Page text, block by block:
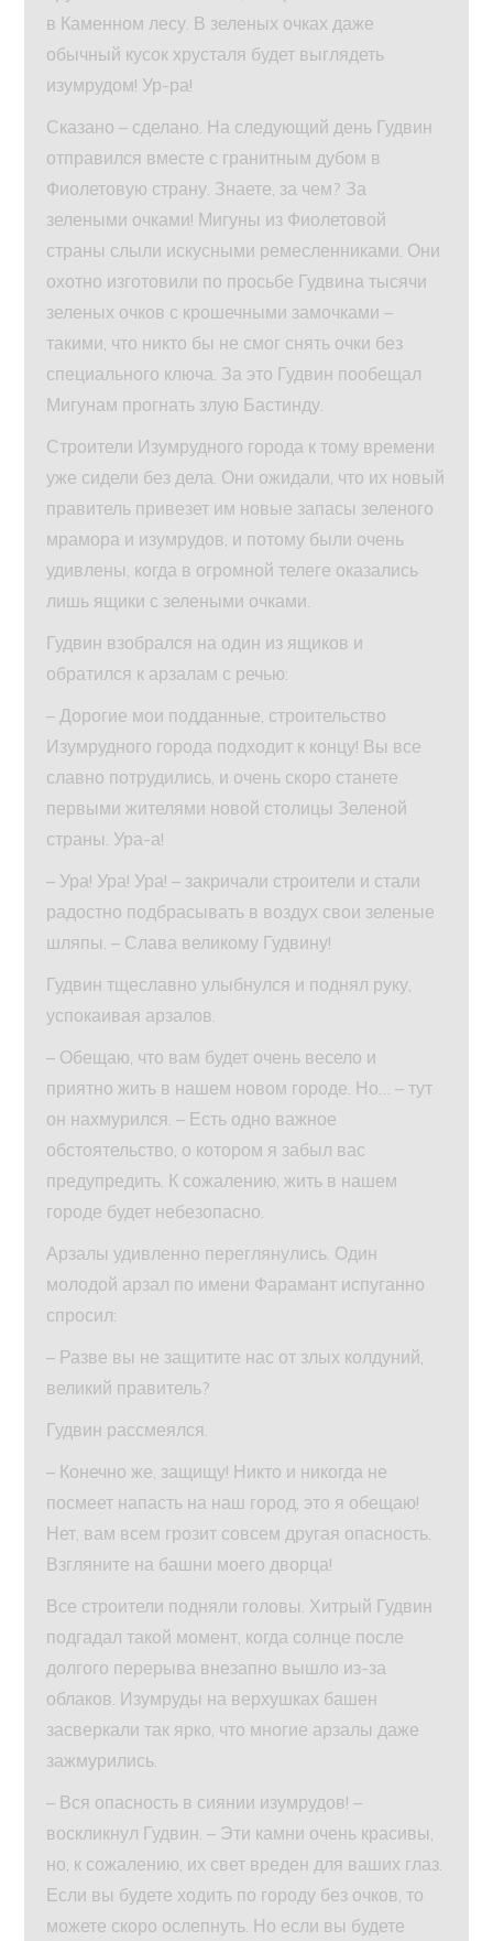
в Каменном лесу. В зеленых очках даже
обычный кусок хрусталя будет выглядеть
изумрудом! Ур-ра!
Сказано – сделано. На следующий день Гудвин
отправился вместе с гранитным дубом в
Фиолетовую страну. Знаете, за чем? За
зелеными очками! Мигуны из Фиолетовой
страны слыли искусными ремесленниками. Они
охотно изготовили по просьбе Гудвина тысячи
зеленых очков с крошечными замочками –
такими, что никто бы не смог снять очки без
специального ключа. За это Гудвин пообещал
Мигунам прогнать злую Бастинду.
Строители Изумрудного города к тому времени
уже сидели без дела. Они ожидали, что их новый
правитель привезет им новые запасы зеленого
мрамора и изумрудов, и потому были очень
удивлены, когда в огромной телеге оказались
лишь ящики с зелеными очками.
Гудвин взобрался на один из ящиков и
обратился к арзалам с речью:
– Дорогие мои подданные, строительство
Изумрудного города подходит к концу! Вы все
славно потрудились, и очень скоро станете
первыми жителями новой столицы Зеленой
страны. Ура-а!
– Ура! Ура! Ура! – закричали строители и стали
радостно подбрасывать в воздух свои зеленые
шляпы. – Слава великому Гудвину!
Гудвин тщеславно улыбнулся и поднял руку,
успокаивая арзалов.
– Обещаю, что вам будет очень весело и
приятно жить в нашем новом городе. Но… – тут
он нахмурился. – Есть одно важное
обстоятельство, о котором я забыл вас
предупредить. К сожалению, жить в нашем
городе будет небезопасно.
Арзалы удивленно переглянулись. Один
молодой арзал по имени Фарамант испуганно
спросил:
– Разве вы не защитите нас от злых колдуний,
великий правитель?
Гудвин рассмеялся.
– Конечно же, защищу! Никто и никогда не
посмеет напасть на наш город, это я обещаю!
Нет, вам всем грозит совсем другая опасность.
Взгляните на башни моего дворца!
Все строители подняли головы. Хитрый Гудвин
подгадал такой момент, когда солнце после
долгого перерыва внезапно вышло из-за
облаков. Изумруды на верхушках башен
засверкали так ярко, что многие арзалы даже
зажмурились.
– Вся опасность в сиянии изумрудов! –
воскликнул Гудвин. – Эти камни очень красивы,
но, к сожалению, их свет вреден для ваших глаз.
Если вы будете ходить по городу без очков, то
можете скоро ослепнуть. Но если вы будете